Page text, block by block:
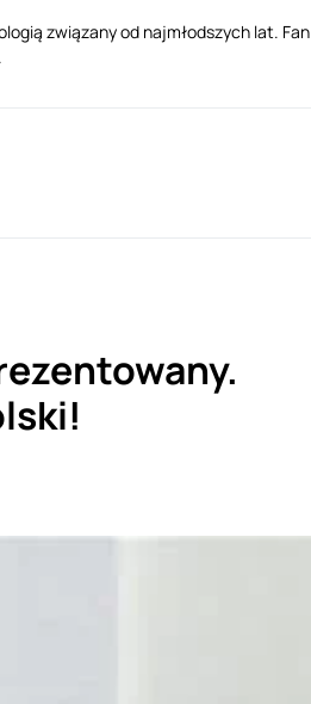
związany od najmłodszych lat. Fan